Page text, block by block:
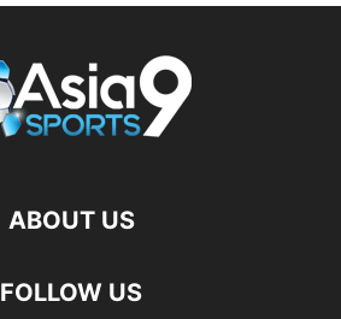
ABOUT US
FOLLOW US